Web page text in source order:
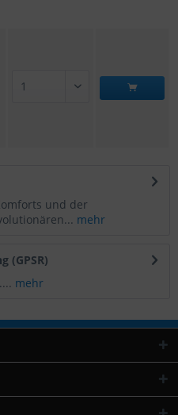
und der
mehr
(GPSR)
mehr